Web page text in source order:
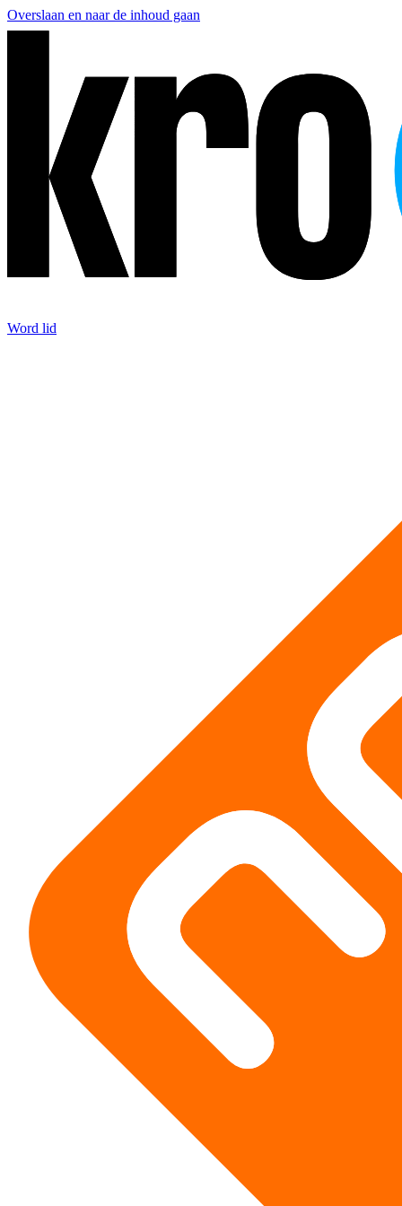
Overslaan en naar de inhoud gaan
Word lid